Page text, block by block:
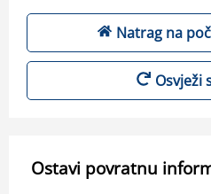
Natrag na
Osvježi
Ostavi povratnu